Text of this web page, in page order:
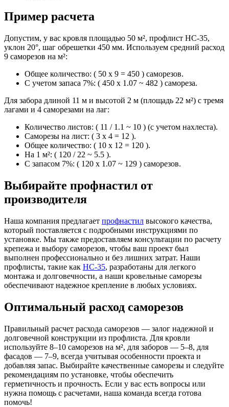
Пример расчета
Допустим, у вас кровля площадью 50 м², профлист НС-35,
уклон 20°, шаг обрешетки 450 мм. Используем средний расход
9 саморезов на м²:
Общее количество: ( 50 х 9 = 450 ) саморезов.
С учетом запаса 7%: ( 450 х 1.07 ~ 482 ) самореза.
Для забора длиной 11 м и высотой 2 м (площадь 22 м²) с тремя
лагами и 4 саморезами на лаг:
Количество листов: ( 11 / 1.1 ~ 10 ) (с учетом нахлеста).
Саморезы на лист: ( 3 х 4 = 12 ).
Общее количество: ( 10 х 12 = 120 ).
На 1 м²: ( 120 / 22 ~ 5.5 ).
С запасом 7%: ( 120 х 1.07 ~ 129 ) саморезов.
Выбирайте профнастил от
производителя
Наша компания предлагает профнастил высокого качества,
который поставляется с подробными инструкциями по
установке. Мы также предоставляем консультации по расчету
крепежа и выбору саморезов, чтобы ваш проект был
выполнен профессионально и без лишних затрат. Наши
профлисты, такие как НС-35, разработаны для легкого
монтажа и долговечности, а наши кровельные саморезы
обеспечивают надежное крепление в любых условиях.
Оптимальный расход саморезов
Правильный расчет расхода саморезов — залог надежной и
долговечной конструкции из профлиста. Для кровли
используйте 8–10 саморезов на м², для заборов — 5–8, для
фасадов — 7–9, всегда учитывая особенности проекта и
добавляя запас. Выбирайте качественные саморезы и следуйте
рекомендациям по установке, чтобы обеспечить
герметичность и прочность. Если у вас есть вопросы или
нужна помощь с расчетами, наша команда всегда готова
помочь!